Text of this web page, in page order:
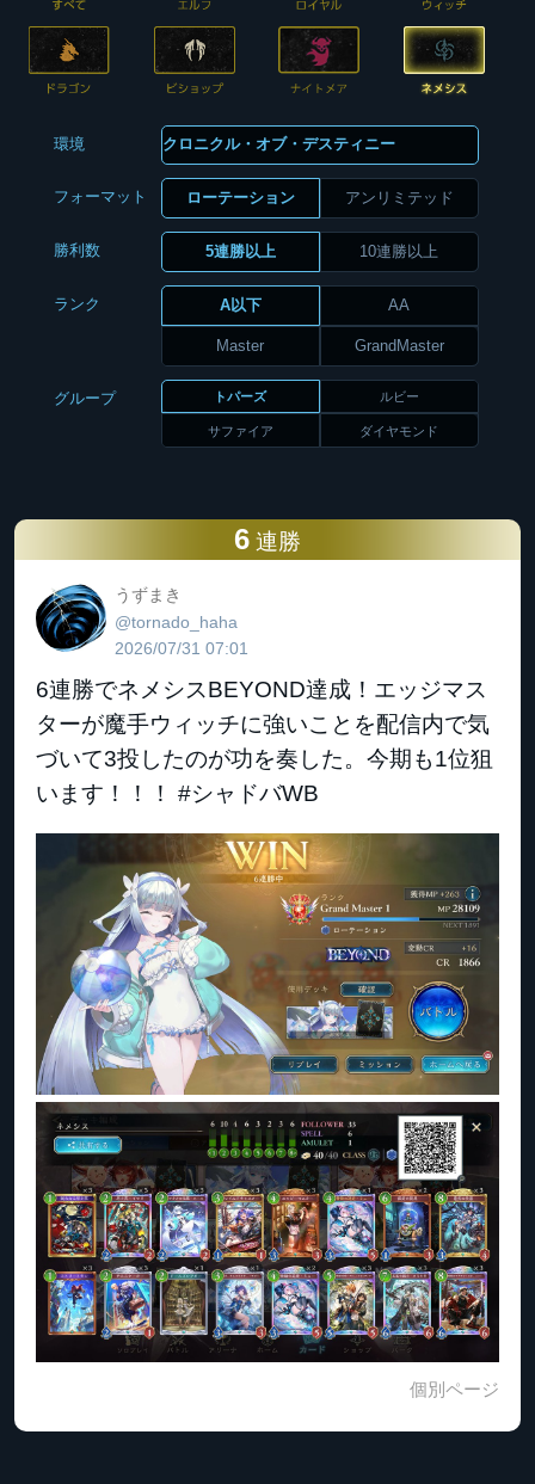
環境
フォーマット ローテーション アンリミテッド
勝利数 5連勝以上 10連勝以上
ランク A以下 AA
Master GrandMaster
グループ トパーズ ルビー
サファイア ダイヤモンド
6 連勝
うずまき
@tornado_haha
2026/07/31 07:01
6連勝でネメシスBEYOND達成！エッジマス
ターが魔手ウィッチに強いことを配信内で気
づいて3投したのが功を奏した。今期も1位狙
います！！！ #シャドバWB
個別ページ